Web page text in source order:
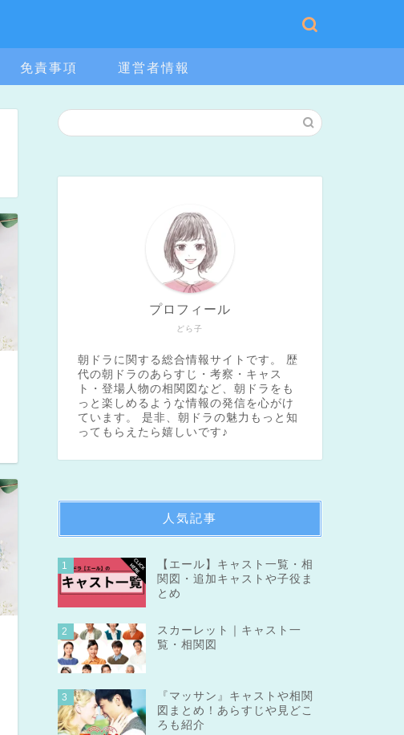
免責事項 運営者情報
どら子
プロフィール
朝ドラに関する総合情報サイトです。 歴
代の朝ドラのあらすじ・考察・キャス
ト・登場人物の相関図など、朝ドラをも
っと楽しめるような情報の発信を心がけ
ています。 是非、朝ドラの魅力もっと知
ってもらえたら嬉しいです♪
人気記事
1
【エール】キャスト一覧・相
関図・追加キャストや子役ま
とめ
2
スカーレット｜キャスト一
覧・相関図
3
『マッサン』キャストや相関
図まとめ！あらすじや見どこ
ろも紹介